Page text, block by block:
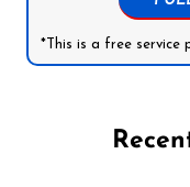
*This is a free service